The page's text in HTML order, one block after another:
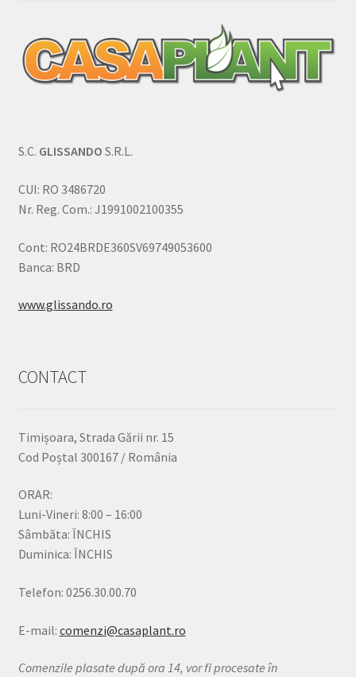
S.C. GLISSANDO S.R.L.
CUI: RO 3486720
Nr. Reg. Com.: J1991002100355
Cont: RO24BRDE360SV69749053600
Banca: BRD
www.glissando.ro
CONTACT
Timișoara, Strada Gării nr. 15
Cod Poștal 300167 / România
ORAR:
Luni-Vineri: 8:00 – 16:00
Sâmbăta: ÎNCHIS
Duminica: ÎNCHIS
Telefon: 0256.30.00.70
E-mail: comenzi@casaplant.ro
Comenzile plasate după ora 14, vor fi procesate în